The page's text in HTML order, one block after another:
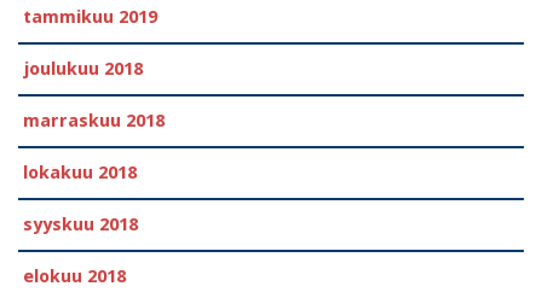
tammikuu 2019
joulukuu 2018
marraskuu 2018
lokakuu 2018
syyskuu 2018
elokuu 2018